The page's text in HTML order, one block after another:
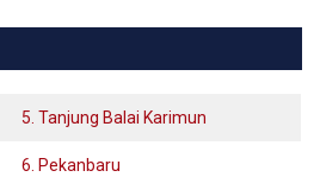
5. Tanjung Balai Karimun
6. Pekanbaru